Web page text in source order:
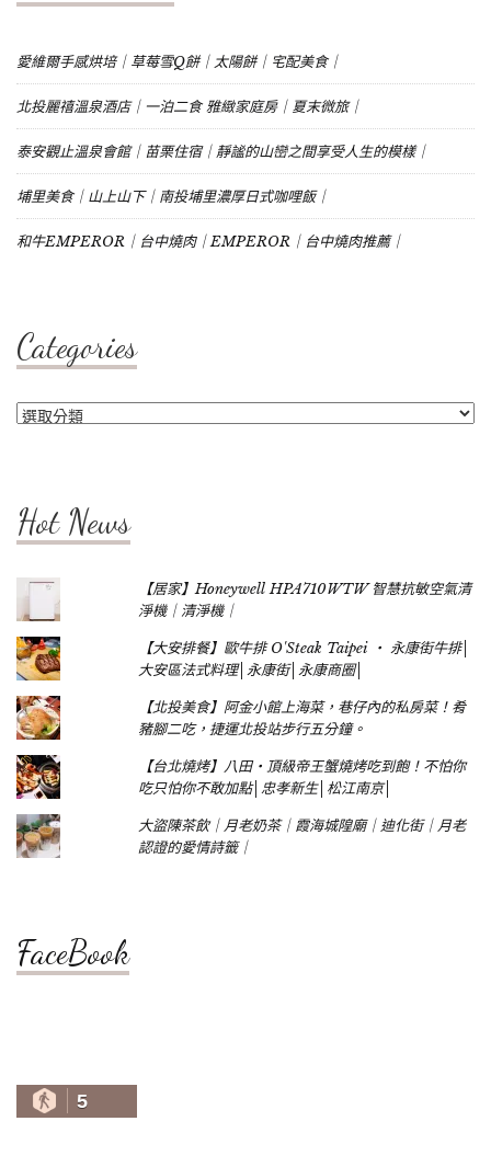
愛維爾手感烘培｜草莓雪Q餅｜太陽餅｜宅配美食｜
北投麗禧溫泉酒店｜一泊二食 雅緻家庭房｜夏末微旅｜
泰安觀止溫泉會館｜苗栗住宿｜靜謐的山巒之間享受人生的模樣｜
埔里美食｜山上山下｜南投埔里濃厚日式咖哩飯｜
和牛EMPEROR｜台中燒肉｜EMPEROR｜台中燒肉推薦｜
Categories
Categories
Hot News
【居家】Honeywell HPA710WTW 智慧抗敏空氣清
淨機｜清淨機｜
【大安排餐】歐牛排 O'Steak Taipei ‧ 永康街牛排│
大安區法式料理│永康街│永康商圈│
【北投美食】阿金小館上海菜，巷仔內的私房菜！肴
豬腳二吃，捷運北投站步行五分鐘。
【台北燒烤】八田‧頂級帝王蟹燒烤吃到飽！不怕你
吃只怕你不敢加點│忠孝新生│松江南京│
大盜陳茶飲｜月老奶茶｜霞海城隍廟｜迪化街｜月老
認證的愛情詩籤｜
FaceBook
5